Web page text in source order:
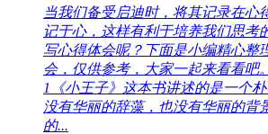
当我们备受启迪时，将其记录在心
记于心，这样有利于培养我们思考
写心得体会呢？下面是小编精心整
会，仅供参考，大家一起来看看吧
1《小王子》这本书讲述的是一个
没有华丽的辞藻，也没有华丽的背
的...